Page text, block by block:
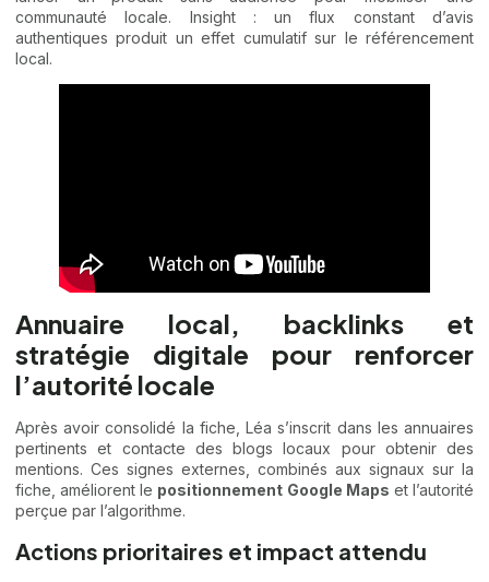
communauté locale. Insight : un flux constant d’avis
authentiques produit un effet cumulatif sur le référencement
local.
Annuaire local, backlinks et
stratégie digitale pour renforcer
l’autorité locale
Après avoir consolidé la fiche, Léa s’inscrit dans les annuaires
pertinents et contacte des blogs locaux pour obtenir des
mentions. Ces signes externes, combinés aux signaux sur la
fiche, améliorent le positionnement Google Maps et l’autorité
perçue par l’algorithme.
Actions prioritaires et impact attendu